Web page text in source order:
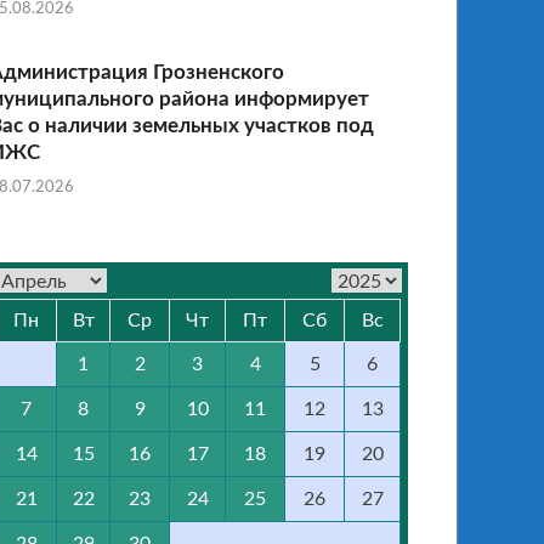
Грозненского
района информирует
о наличии земельных участков под
Пн Вт Ср Чт Пт Сб Вс
1 2 3 4 5 6
7 8 9 10 11 12 13
14 15 16 17 18 19 20
21 22 23 24 25 26 27